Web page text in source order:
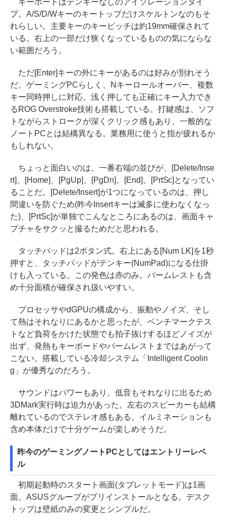
キーボードはテンキーなしのアイソレーションタイ
プ。A/S/D/Wキーのキートップだけスケルトンなのもそ
れらしい。主要キーのキーピッチは約19mm確保されて
いる。右上の一部だけ狭くなっているものの気にならな
い範囲だろう。
ただ[Enter]キーの外にキーがあるのは好みが別れそう
だ。ゲーミングPCらしく、Nキーロールオーバー、複数
キー同時押しに対応。浅く押しても正確にキー入力でき
るROG Overstroke技術も搭載している。打鍵感は、ソフ
トながらストロークが深くクリック感もあり、一般的な
ノートPCとは結構異なる。業務用に使うと指が疲れるか
もしれない。
ちょっと面白いのは、一番右端の並びが、[Delete/Inse
rt]、[Home]、[PgUp]、[PgDn]、[End]、[PrtSc]となってい
ることだ。[Delete/Insert]が1つになっているのは、押し
間違いを防ぐため(昨今Insertキーは滅多に使わなくなっ
た)、[PrtSc]が単独でこんなところにあるのは、画面キャ
プチャをサクッと撮るためだと思われる。
タッチパッドは2ボタン式。右上にある[Num LK]を1秒
押すと、タッチパッドがテンキー(NumPad)になる仕掛
けも入っている。この発色は赤のみ。パームレストも含
め十分面積が確保され扱いやすい。
プロセッサやdGPUの構成から、振動やノイズ、そし
て熱はそれなりにあるかと思ったが、ベンチマークテス
トなど負荷をかけた状態でも拍子抜けするほどノイズが
出ず、発熱もキーボードやパームレストまではあがって
こない。搭載している冷却システム「Intelligent Coolin
g」が優秀なのだろう。
サウンドはパワーもあり、低音もそれなりに出るため
3DMark実行時は迫力があった。左右のスピーカーも結構
離れているのでステレオ感もある。イルミネーションも
含め本体だけで十分ゲームが楽しめそうだ。
昨今のゲーミングノートPCとしてはエントリーレベ
ル
初期起動時のスタート画面(タブレットモード)は1画
面。ASUSグループがプリインストールとなる。デスク
トップは壁紙のみの変更とシンプルだ。